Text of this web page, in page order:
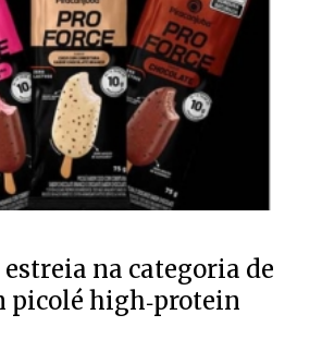
na categoria de
picolé high‑protein